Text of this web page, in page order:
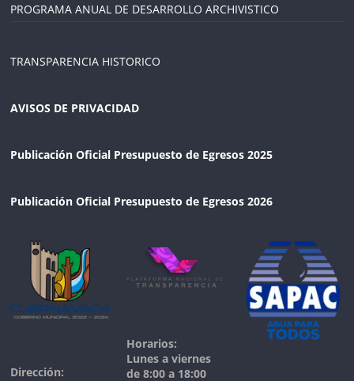
PROGRAMA ANUAL DE DESARROLLO ARCHIVISTICO
TRANSPARENCIA HISTORICO
AVISOS DE PRIVACIDAD
Publicación Oficial Presupuesto de Egresos 2025
Publicación Oficial Presupuesto de Egresos 2026
Dirección:
Horarios:
Lunes a viernes
de 8:00 a 18:00